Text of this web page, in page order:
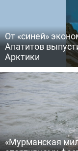
От «синей»
Апатитов
Арктики
«Мурманская